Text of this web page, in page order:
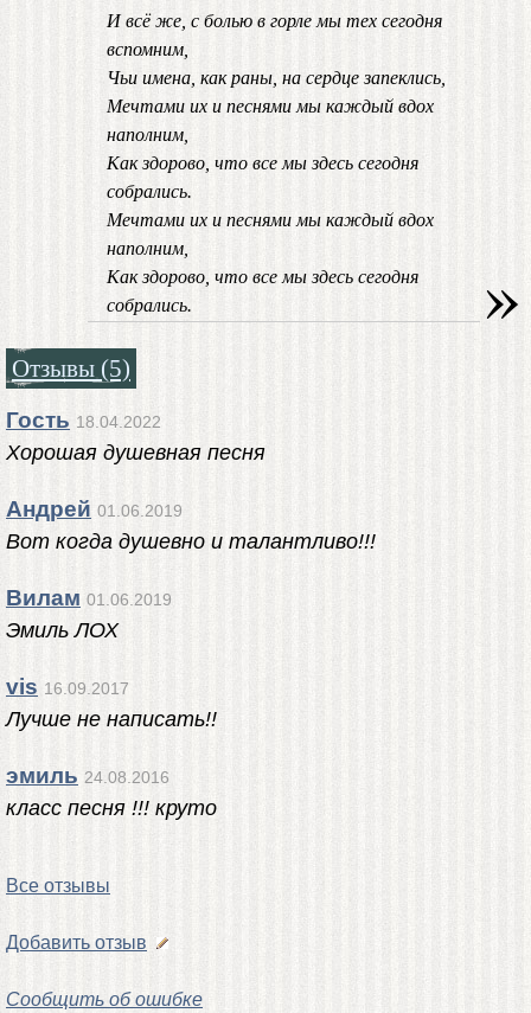
И всё же, с болью в горле мы тех сегодня
вспомним,
Чьи имена, как раны, на сердце запеклись,
Мечтами их и песнями мы каждый вдох
наполним,
Как здорово, что все мы здесь сегодня
собрались.
Мечтами их и песнями мы каждый вдох
наполним,
Как здорово, что все мы здесь сегодня
собрались.
»
Отзывы (5)
Гость 18.04.2022
Хорошая душевная песня
Андрей 01.06.2019
Вот когда душевно и талантливо!!!
Вилам 01.06.2019
Эмиль ЛОХ
vis 16.09.2017
Лучше не написать!!
эмиль 24.08.2016
класс песня !!! круто
Все отзывы
Добавить отзыв
Сообщить об ошибке